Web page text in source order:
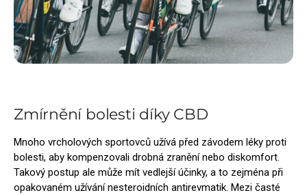
Zmírnění bolesti díky CBD
Mnoho vrcholových sportovců užívá před závodem léky proti
bolesti, aby kompenzovali drobná zranění nebo diskomfort.
Takový postup ale může mít vedlejší účinky, a to zejména při
opakovaném užívání nesteroidních antirevmatik. Mezi časté